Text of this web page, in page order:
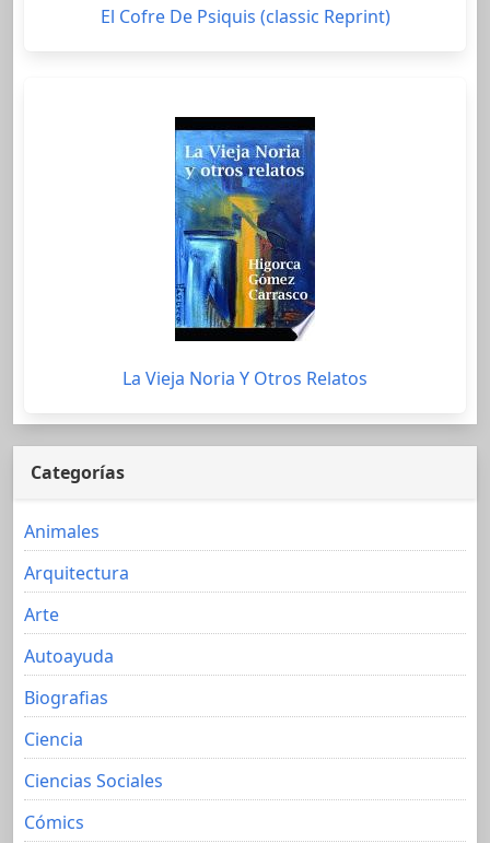
El Cofre De Psiquis (classic Reprint)
La Vieja Noria Y Otros Relatos
Categorías
Animales
Arquitectura
Arte
Autoayuda
Biografias
Ciencia
Ciencias Sociales
Cómics